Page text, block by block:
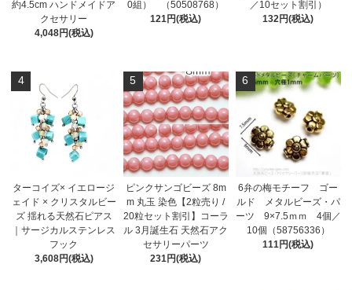
約4.5cm ハンドメイドア
クセサリー
4,048円(税込)
0組） （50508768）
121円(税込)
／10セット割引）
132円(税込)
4
ターコイズ× イエロージ
ェイド × クリスタルビー
ズ 揺れる天然石ピアス
｜サージカルステンレス
フック
3,608円(税込)
5
ピンクサンゴビーズ 8m
m 丸玉 染色【2粒売り /
20粒セット割引】コーラ
ル 3月誕生石 天然石アク
セサリーパーツ
231円(税込)
6
6弁の梅モチーフ ゴー
ルド メタルビーズ・パ
ーツ 9×7.5ｍｍ 4個／
10個（58756336）
111円(税込)